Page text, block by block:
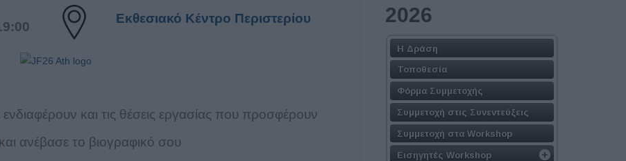
Εκθεσιακό Κέντρο Περιστερίου
και τις θέσεις εργασίας που προσφέρουν
και ανέβασε το βιογραφικό σου
2026
Η Δράση
Τοποθεσία
Φόρμα Συμμετοχής
Συμμετοχή στις Συνεντεύξεις
Συμμετοχή στα Workshop
Εισηγητές Workshop